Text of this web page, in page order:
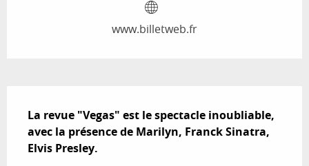
www.billetweb.fr
La revue "Vegas" est le spectacle inoubliable,
avec la présence de Marilyn, Franck Sinatra,
Elvis Presley.